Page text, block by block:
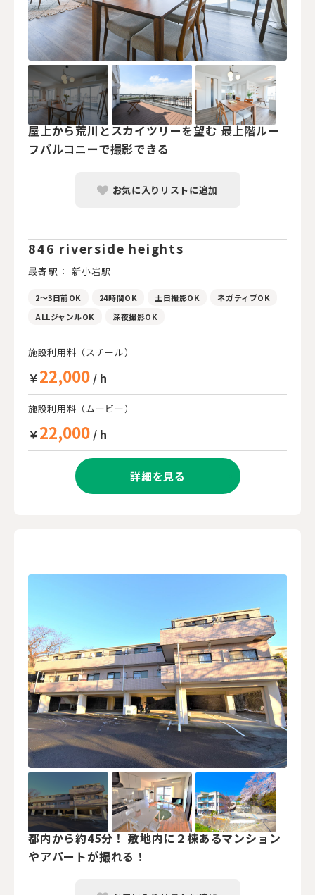
屋上から荒川とスカイツリーを望む 最上階ルー
フバルコニーで撮影できる
お気に入りリストに追加
846 riverside heights
最寄駅： 新小岩駅
2～3日前OK 24時間OK 土日撮影OK
ネガティブOK
ALLジャンルOK
深夜撮影OK
施設利用料（スチール）
￥22,000 / h
施設利用料（ムービー）
￥22,000 / h
詳細を見る
都内から約45分！ 敷地内に２棟あるマンション
やアパートが撮れる！